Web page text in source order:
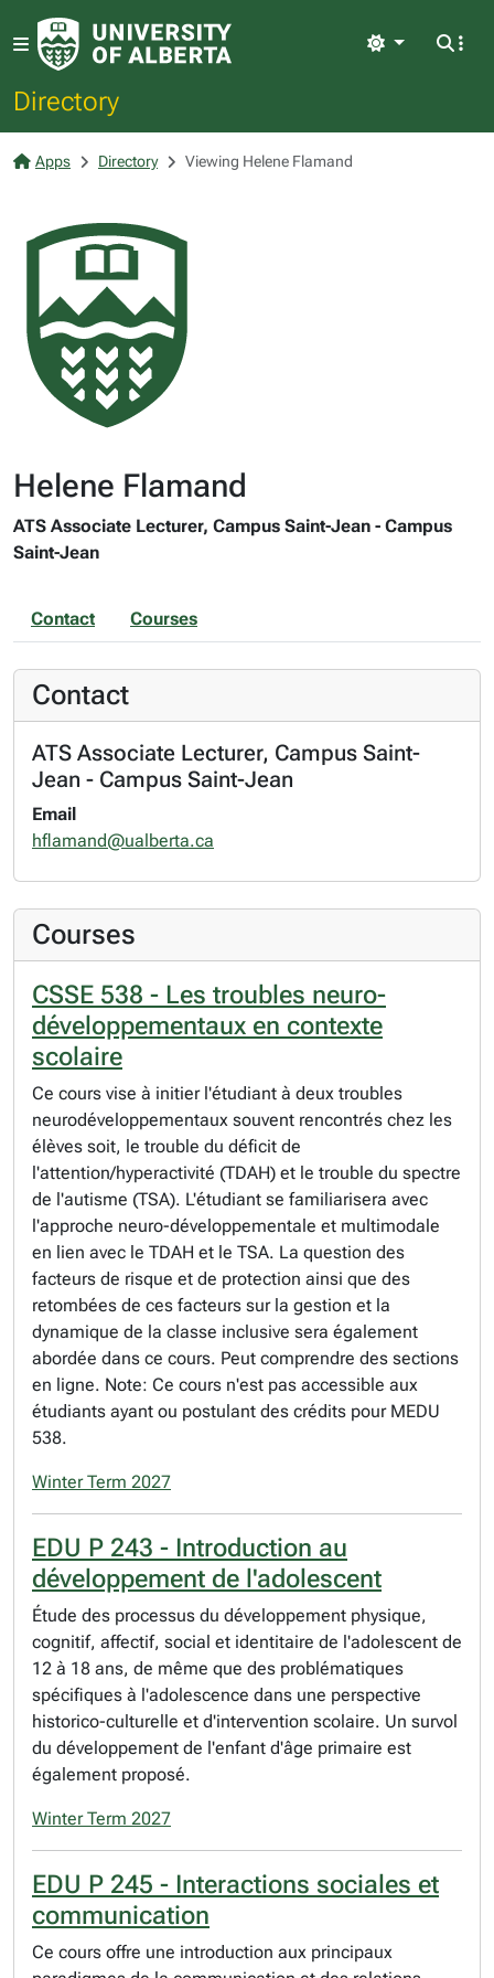
Directory
Light
Apps Directory Viewing Helene Flamand
Helene Flamand
ATS Associate Lecturer, Campus Saint-Jean - Campus
Saint-Jean
Contact Courses
Contact
ATS Associate Lecturer, Campus Saint-
Jean - Campus Saint-Jean
Email
hflamand@ualberta.ca
Courses
CSSE 538 - Les troubles neuro-
développementaux en contexte
scolaire
Ce cours vise à initier l'étudiant à deux troubles
neurodéveloppementaux souvent rencontrés chez les
élèves soit, le trouble du déficit de
l'attention/hyperactivité (TDAH) et le trouble du spectre
de l'autisme (TSA). L'étudiant se familiarisera avec
l'approche neuro-développementale et multimodale
en lien avec le TDAH et le TSA. La question des
facteurs de risque et de protection ainsi que des
retombées de ces facteurs sur la gestion et la
dynamique de la classe inclusive sera également
abordée dans ce cours. Peut comprendre des sections
en ligne. Note: Ce cours n'est pas accessible aux
étudiants ayant ou postulant des crédits pour MEDU
538.
Winter Term 2027
EDU P 243 - Introduction au
développement de l'adolescent
Étude des processus du développement physique,
cognitif, affectif, social et identitaire de l'adolescent de
12 à 18 ans, de même que des problématiques
spécifiques à l'adolescence dans une perspective
historico-culturelle et d'intervention scolaire. Un survol
du développement de l'enfant d'âge primaire est
également proposé.
Winter Term 2027
EDU P 245 - Interactions sociales et
communication
Ce cours offre une introduction aux principaux